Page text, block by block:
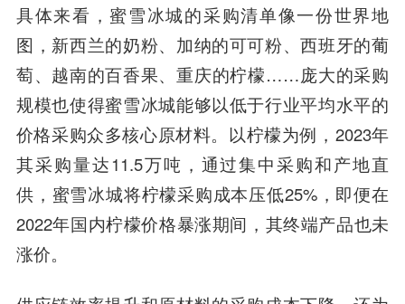
具体来看，蜜雪冰城的采购清单像一份世界地
图，新西兰的奶粉、加纳的可可粉、西班牙的葡
萄、越南的百香果、重庆的柠檬……庞大的采购
规模也使得蜜雪冰城能够以低于行业平均水平的
价格采购众多核心原材料。以柠檬为例，2023年
其采购量达11.5万吨，通过集中采购和产地直
供，蜜雪冰城将柠檬采购成本压低25%，即便在
2022年国内柠檬价格暴涨期间，其终端产品也未
涨价。